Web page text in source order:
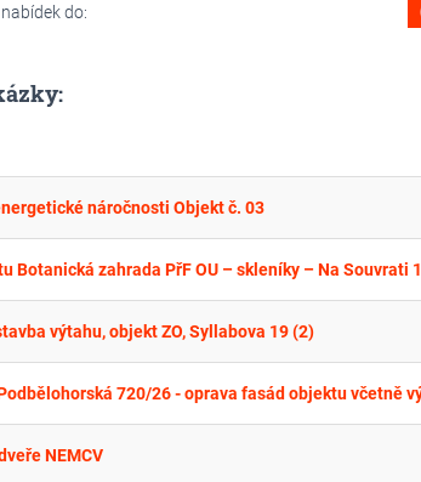
do:
náročnosti Objekt č. 03
Botanická zahrada PřF OU – skleníky – Na Souvrati
výtahu, objekt ZO, Syllabova 19 (2)
720/26 - oprava fasád objektu včetně
NEMCV